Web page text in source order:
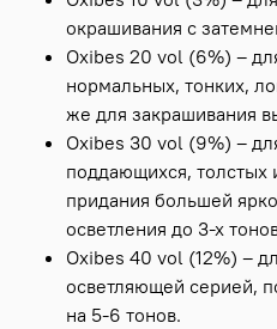
окрашивания с
Oxibes 20 vol (6%) –
нормальных, тонких,
же для закрашивания
Oxibes 30 vol (9%) –
поддающихся, толстых
придания большей
осветления до 3-х
Oxibes 40 vol (12%) –
осветляющей серией,
на 5-6 тонов.